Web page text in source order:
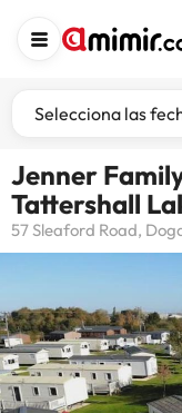
Selecciona las
Jenner
Tattershall
57 Sleaford Road,